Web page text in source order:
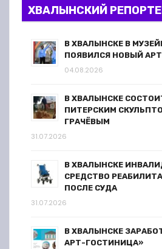
ХВАЛЫНСКИЙ
В ХВАЛЫНСКЕ В
ПОЯВИЛСЯ НОВЫЙ
04.08.2026
В ХВАЛЫНСКЕ
ПИТЕРСКИМ
ГРАЧЁВЫМ
31.07.2026
В ХВАЛЫНСКЕ
СРЕДСТВО
ПОСЛЕ СУДА
31.07.2026
В ХВАЛЫНСКЕ
АРТ-ГОСТИНИЦА»